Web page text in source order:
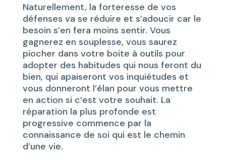
Naturellement, la forteresse de vos
défenses va se réduire et s’adoucir car le
besoin s’en fera moins sentir. Vous
gagnerez en souplesse, vous saurez
piocher dans votre boite à outils pour
adopter des habitudes qui nous feront du
bien, qui apaiseront vos inquiétudes et
vous donneront l’élan pour vous mettre
en action si c’est votre souhait. La
réparation la plus profonde est
progressive commence par la
connaissance de soi qui est le chemin
d’une vie.